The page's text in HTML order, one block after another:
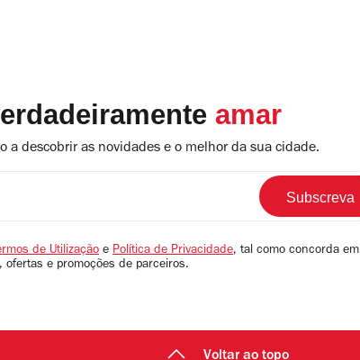
amar
a descobrir as novidades e o melhor da sua cidade.
de Utilização e Política de Privacidade, tal como concorda em
e promoções de parceiros.
Voltar ao topo